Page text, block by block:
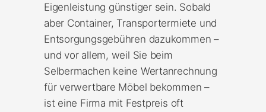
Eigenleistung günstiger sein. Sobald
aber Container, Transportermiete und
Entsorgungsgebühren dazukommen –
und vor allem, weil Sie beim
Selbermachen keine Wertanrechnung
für verwertbare Möbel bekommen –
ist eine Firma mit Festpreis oft